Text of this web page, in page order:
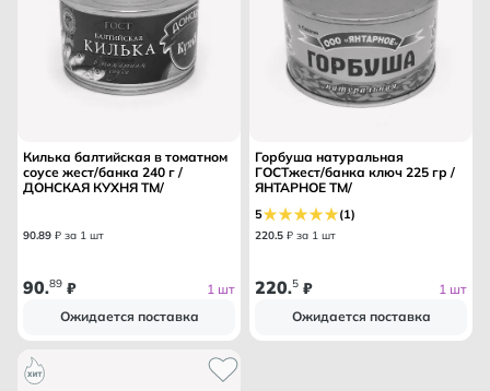
Килька балтийская в томатном
соусе жест/банка 240 г /
ДОНСКАЯ КУХНЯ ТМ/
90.89 ₽ за 1 шт
90.89 ₽
1 шт
Ожидается поставка
Горбуша натуральная
ГОСТжест/банка ключ 225 гр /
ЯНТАРНОЕ ТМ/
5 (1)
220.5 ₽ за 1 шт
220.5 ₽
1 шт
Ожидается поставка